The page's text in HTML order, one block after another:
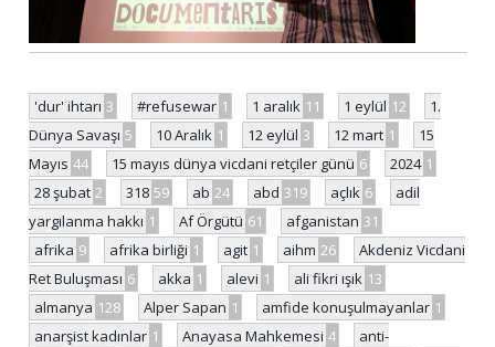
'dur' ihtarı 3 #refusewar 1 1 aralık 11 1 eylül 12
1.
Dünya Savaşı 5 10 Aralık 1 12 eylül 3 12 mart 1
15
Mayıs 44 15 mayıs dünya vicdani retçiler günü 6 2024 1
28 şubat 2 318 59 ab 24 abd 319 açlık 6
adil
yargılanma hakkı 1 Af Örgütü 61 afganistan 31
afrika 9 afrika birliği 1 agit 1 aihm 26
Akdeniz Vicdani
Ret Buluşması 6 akka 1 alevi 1 ali fikri ışık 13
almanya 128 Alper Sapan 1 amfide konuşulmayanlar 1
anarşist kadınlar 1 Anayasa Mahkemesi 4
anti-